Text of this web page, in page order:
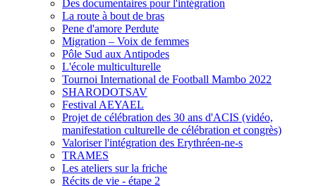
Des documentaires pour l'intégration
La route à bout de bras
Pene d'amore Perdute
Migration – Voix de femmes
Pôle Sud aux Antipodes
L'école multiculturelle
Tournoi International de Football Mambo 2022
SHARODOTSAV
Festival AEYAEL
Projet de célébration des 30 ans d'ACIS (vidéo,
manifestation culturelle de célébration et congrès)
Valoriser l'intégration des Erythréen-ne-s
TRAMES
Les ateliers sur la friche
Récits de vie - étape 2